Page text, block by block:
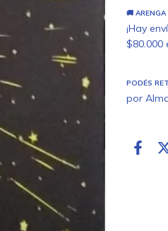
🚚
¡Hay
$80.000
PODÉS
por